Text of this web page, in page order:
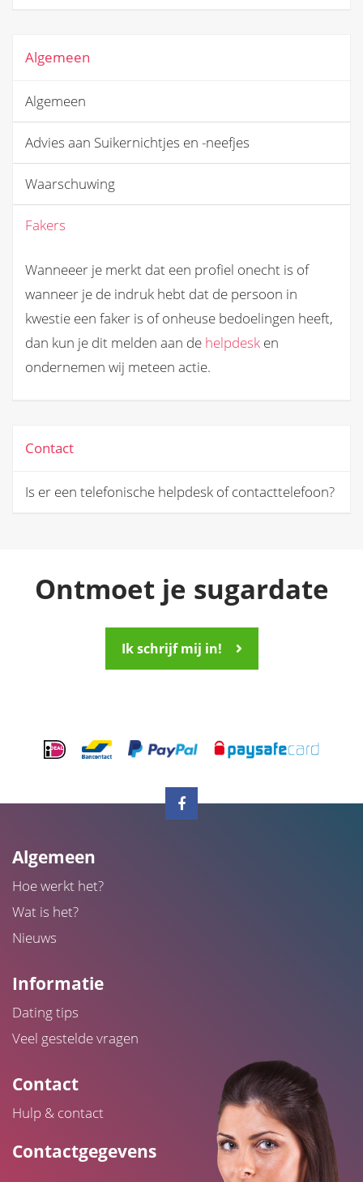
Algemeen
Algemeen
Advies aan Suikernichtjes en -neefjes
Waarschuwing
Fakers
Wanneeer je merkt dat een profiel onecht is of
wanneer je de indruk hebt dat de persoon in
kwestie een faker is of onheuse bedoelingen heeft,
dan kun je dit melden aan de helpdesk en
ondernemen wij meteen actie.
Contact
Is er een telefonische helpdesk of contacttelefoon?
Ontmoet je sugardate
Ik schrijf mij in!
Algemeen
Hoe werkt het?
Wat is het?
Nieuws
Informatie
Dating tips
Veel gestelde vragen
Contact
Hulp & contact
Contactgegevens